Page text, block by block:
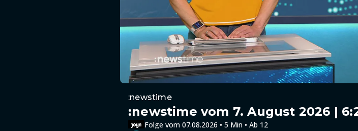
:newstime
:newstime vom 7. August 2026 |
Folge vom 07.08.2026 • 5 Min • Ab 12